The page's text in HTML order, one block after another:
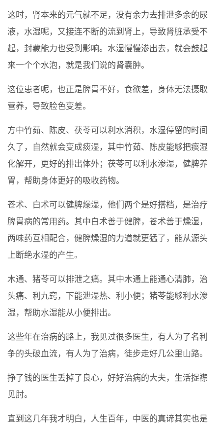
这时，肾本来的元气就不足，没有余力去排泄多余的尿
液，水湿呢，又接连不断的流到肾上，导致肾脏承受不
起，封藏能力也受到影响。水湿慢慢渗出去，就会鼓起
来一个个水泡，就是我们说的肾囊肿。
这位患者呢，也正是脾胃不好，食欲差，身体无法摄取
营养，导致脸色变差。
方中竹茹、陈皮、茯苓可以利水消积，水湿停留的时间
久了，自然就会变成痰湿，其中竹茹、陈皮能够把痰湿
化解开，更好的排出体外；茯苓可以利水渗湿，健脾养
胃，帮助身体更好的吸收药物。
苍术、白术可以健脾燥湿，他们两个是好搭档，是治疗
脾胃病的常用药。其中白术善于健脾，苍术善于燥湿，
两味药互相配合，健脾燥湿的力道就更猛了，能从源头
上断绝水湿的产生。
木通、猪苓可以排泄之痛。其中木通上能通心清肺，治
头痛、利九窍，下能泄湿热、利小便；猪苓能够利水渗
湿，帮助水湿能从小便排出。
这些年在治病的路上，我见过很多医生，有人为了名利
争的头破血流，有人为了治病，徒步走好几公里山路。
挣了钱的医生丢掉了良心，好好治病的大夫，生活捉襟
见肘。
直到这几年我才明白，人生百年，中医的真谛其实也是